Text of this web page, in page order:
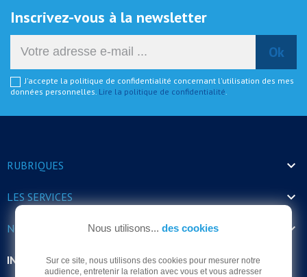
Inscrivez-vous à la newsletter
J'accepte la politique de confidentialité concernant l'utilisation des mes
données personnelles. Lire la politique de confidentialité
RUBRIQUES 
LES SERVICES 
NOS HORAIRES 
INFORMATIONS
Nous utilisons... des cookies
Sur ce site, nous utilisons des cookies pour mesurer notre
audience, entretenir la relation avec vous et vous adresser